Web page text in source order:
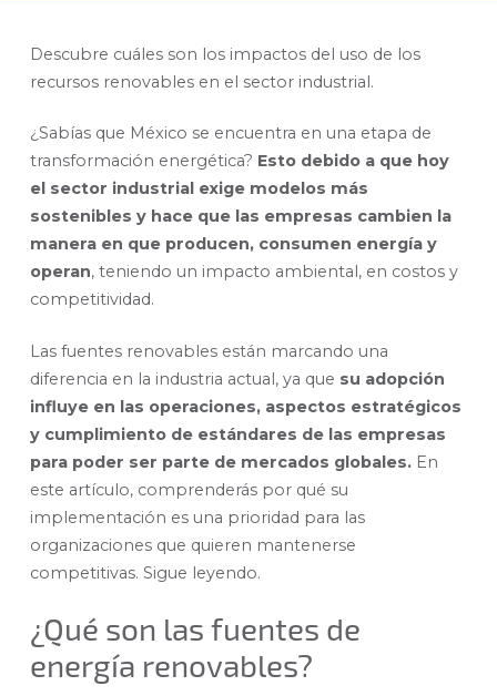
Descubre cuáles son los impactos del uso de los
recursos renovables en el sector industrial.
¿Sabías que México se encuentra en una etapa de
transformación energética? Esto debido a que hoy
el sector industrial exige modelos más
sostenibles y hace que las empresas cambien la
manera en que producen, consumen energía y
operan, teniendo un impacto ambiental, en costos y
competitividad.
Las fuentes renovables están marcando una
diferencia en la industria actual, ya que su adopción
influye en las operaciones, aspectos estratégicos
y cumplimiento de estándares de las empresas
para poder ser parte de mercados globales. En
este artículo, comprenderás por qué su
implementación es una prioridad para las
organizaciones que quieren mantenerse
competitivas. Sigue leyendo.
¿Qué son las fuentes de
energía renovables?